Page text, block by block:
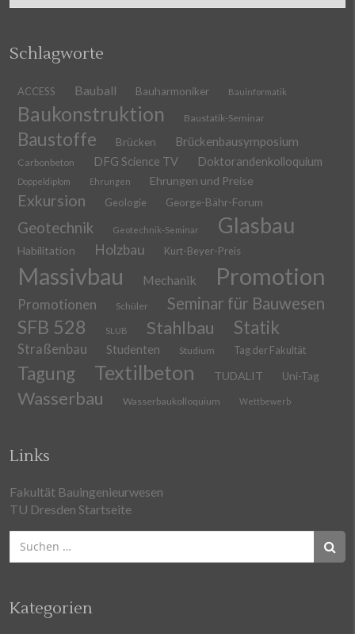
Schlagworte
ACCESS Bauball Bauharmoniker Bauinformatik
Baukonstruktion Baustatik-Seminar
Baustoffe Brücken Brückenbausymposium
Carbonbeton DFG Science TV Doktorandenkolloquium
Doppeldiplom Ehrungen Ehrungen und Preise
Exkursion Geologie George-Bähr-Forum
Geotechnik Geotechnik-Seminar Glasbau
Habilitation Holzbau Kurt-Beyer-Preis
Massivbau Mechanik Promotion
Promotionen Schüler Seminar für Bauwesen
SFB 528 SLUB Stahlbau Statik
Straßenbau Studenten Studium Tag der Fakultät
Tagung Textilbeton TUDALIT Uni-Tag
Wasserbau Wasserbaukolloquium Wettbewerb
Links
Fakultät Bauingenieurwesen
TU Dresden Startseite
Suchen
nach:
Kategorien